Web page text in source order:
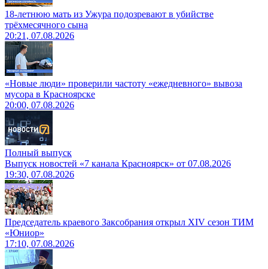
18-летнюю мать из Ужура подозревают в убийстве
трёхмесячного сына
20:21, 07.08.2026
«Новые люди» проверили частоту «ежедневного» вывоза
мусора в Красноярске
20:00, 07.08.2026
Полный выпуск
Выпуск новостей «7 канала Красноярск» от 07.08.2026
19:30, 07.08.2026
Председатель краевого Заксобрания открыл XIV сезон ТИМ
«Юниор»
17:10, 07.08.2026